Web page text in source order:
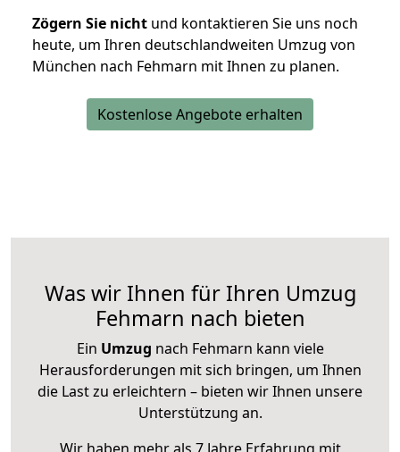
Zögern Sie nicht und kontaktieren Sie uns noch
heute, um Ihren deutschlandweiten Umzug von
München nach Fehmarn mit Ihnen zu planen.
Kostenlose Angebote erhalten
Was wir Ihnen für Ihren Umzug
Fehmarn nach bieten
Ein Umzug nach Fehmarn kann viele
Herausforderungen mit sich bringen, um Ihnen
die Last zu erleichtern – bieten wir Ihnen unsere
Unterstützung an.